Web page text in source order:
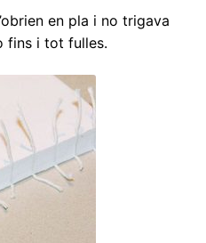
en pla i no trigava
fins i tot fulles.